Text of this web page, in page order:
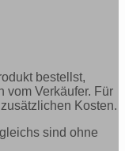
bestellst,
vom Verkäufer. Für
Kosten.
sind ohne